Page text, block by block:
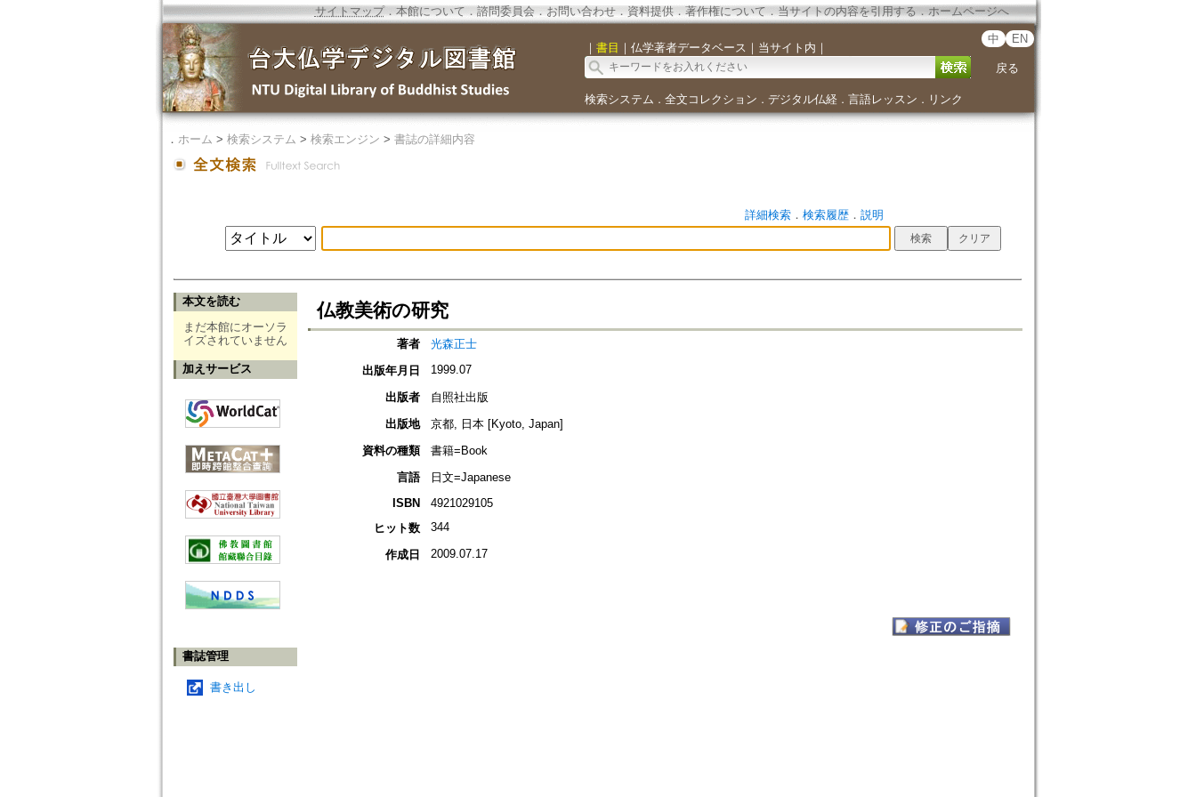
サイトマップ．本館について ． 諮問委員会． お問い合わせ． 資料提供． 著作権について．当サイトの内容を引用する ． ホームページへ
｜ 書目 ｜ 仏学著者データベース ｜ 当サイト内 ｜
中 EN
戻る
検索システム ． 全文コレクション ． デジタル仏経． 言語レッスン ． リンク
． ホーム > 検索システム > 検索エンジン > 書誌の詳細内容
詳細検索． 検索履歴． 説明
本文を読む
まだ本館にオーソラ
イズされていません
加えサービス
書誌管理
書き出し
仏教美術の研究
著者
光森正士
出版年月日
1999.07
出版者
自照社出版
出版地
京都, 日本 [Kyoto, Japan]
資料の種類
書籍=Book
言語
日文=Japanese
ISBN
4921029105
ヒット数
344
作成日 2009.07.17